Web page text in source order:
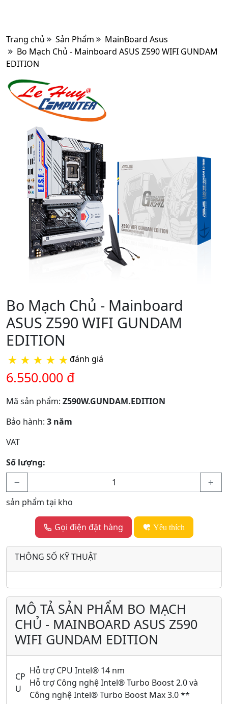
Trang chủ Sản Phẩm
MainBoard Asus
Bo Mạch Chủ - Mainboard ASUS Z590 WIFI GUNDAM
EDITION
Bo Mạch Chủ - Mainboard
ASUS Z590 WIFI GUNDAM
EDITION
★ ★ ★ ★ ★đánh giá
6.550.000 đ
Mã sản phẩm: Z590W.GUNDAM.EDITION
Bảo hành: 3 năm
VAT
Số lượng:
sản phẩm tại kho
Gọi điện đặt hàng Yêu thích
THÔNG SỐ KỸ THUẬT
MÔ TẢ SẢN PHẨM BO MẠCH
CHỦ - MAINBOARD ASUS Z590
WIFI GUNDAM EDITION
CP
U
Hỗ trợ CPU Intel® 14 nm
Hỗ trợ Công nghệ Intel® Turbo Boost 2.0 và
Công nghệ Intel® Turbo Boost Max 3.0 **